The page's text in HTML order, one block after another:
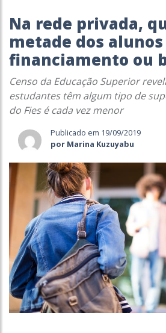
Na rede privada,
metade dos
financiamento ou
Censo da Educação Superior
estudantes têm algum tipo de
do Fies é cada vez menor
Publicado em 19/09/2019
por Marina Kuzuyabu